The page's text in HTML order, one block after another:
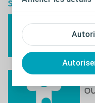
stomisées
Je